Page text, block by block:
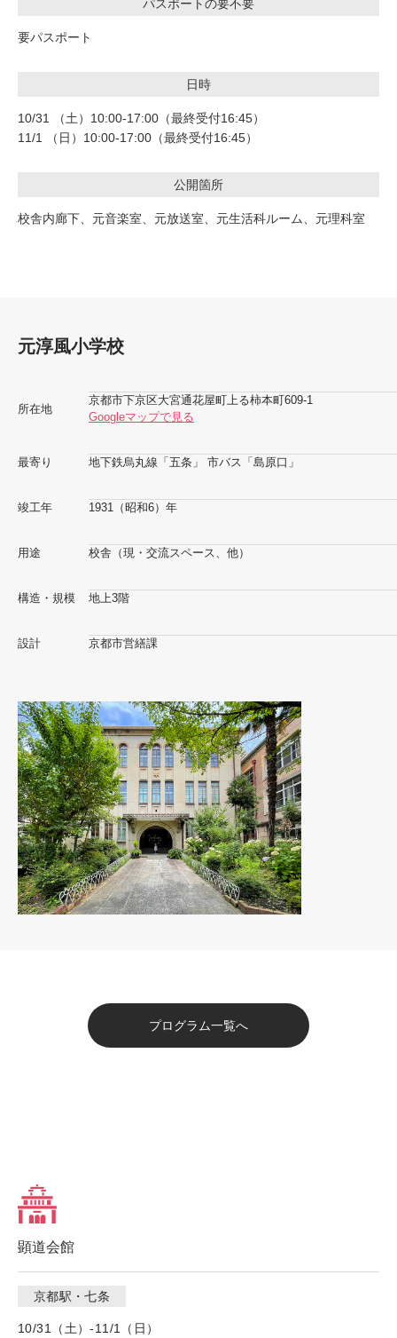
パスポートの要不要
要パスポート
日時
10/31 （土）10:00-17:00（最終受付16:45）
11/1 （日）10:00-17:00（最終受付16:45）
公開箇所
校舎内廊下、元音楽室、元放送室、元生活科ルーム、元理科室
元淳風小学校
所在地
京都市下京区大宮通花屋町上る柿本町609-1
Googleマップで見る
最寄り 地下鉄烏丸線「五条」 市バス「島原口」
竣工年 1931（昭和6）年
用途 校舎（現・交流スペース、他）
構造・規模 地上3階
設計 京都市営繕課
プログラム一覧へ
顕道会館
京都駅・七条
10/31（土）-11/1（日）